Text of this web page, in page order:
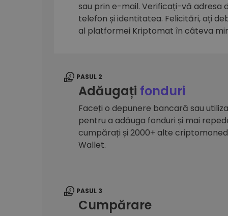
Explorator de investiții
Găsește-ți strategia cripto
sau prin e-mail. Verificați-vă adresa
telefon și identitatea. Felicitări, ați
al platformei Kriptomat în câteva
PASUL 2
Adăugați fonduri
Faceți o depunere bancară sau
pentru a adăuga fonduri și mai
cumpărați și 2000+ alte
Wallet.
PASUL 3
Cumpărare